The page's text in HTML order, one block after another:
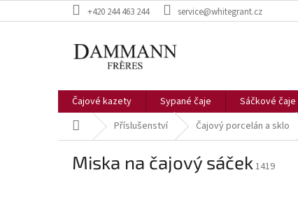
na
+420 244 463 244 service@whitegrant.cz
Čajové kazety Sypané čaje Sáčkové čaje
Domů Příslušenství Čajový porcelán a sklo
Miska na čajový sáček 1419